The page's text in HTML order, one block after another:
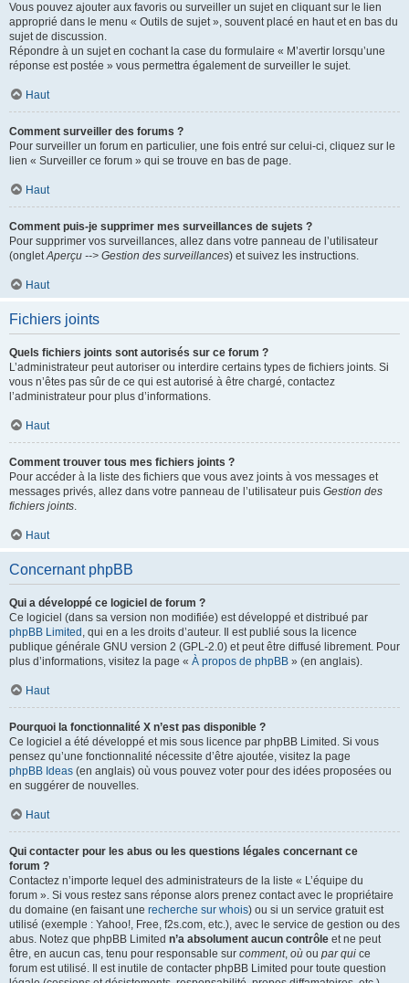
Vous pouvez ajouter aux favoris ou surveiller un sujet en cliquant sur le lien
approprié dans le menu « Outils de sujet », souvent placé en haut et en bas du
sujet de discussion.
Répondre à un sujet en cochant la case du formulaire « M’avertir lorsqu’une
réponse est postée » vous permettra également de surveiller le sujet.
Haut
Comment surveiller des forums ?
Pour surveiller un forum en particulier, une fois entré sur celui-ci, cliquez sur le
lien « Surveiller ce forum » qui se trouve en bas de page.
Haut
Comment puis-je supprimer mes surveillances de sujets ?
Pour supprimer vos surveillances, allez dans votre panneau de l’utilisateur
(ongletAperçu --> Gestion des surveillances) et suivez les instructions.
Haut
Fichiers joints
Quels fichiers joints sont autorisés sur ce forum ?
L’administrateur peut autoriser ou interdire certains types de fichiers joints. Si
vous n’êtes pas sûr de ce qui est autorisé à être chargé, contactez
l’administrateur pour plus d’informations.
Haut
Comment trouver tous mes fichiers joints ?
Pour accéder à la liste des fichiers que vous avez joints à vos messages et
messages privés, allez dans votre panneau de l’utilisateur puis Gestion des
fichiers joints.
Haut
Concernant phpBB
Qui a développé ce logiciel de forum ?
Ce logiciel (dans sa version non modifiée) est développé et distribué par
phpBB Limited , qui en a les droits d’auteur. Il est publié sous la licence
publique générale GNU version 2 (GPL-2.0) et peut être diffusé librement. Pour
plus d’informations, visitez la page « À propos de phpBB » (en anglais).
Haut
Pourquoi la fonctionnalité X n’est pas disponible ?
Ce logiciel a été développé et mis sous licence par phpBB Limited. Si vous
pensez qu’une fonctionnalité nécessite d’être ajoutée, visitez la page
phpBB Ideas (en anglais) où vous pouvez voter pour des idées proposées ou
en suggérer de nouvelles.
Haut
Qui contacter pour les abus ou les questions légales concernant ce
forum ?
Contactez n’importe lequel des administrateurs de la liste « L’équipe du
forum ». Si vous restez sans réponse alors prenez contact avec le propriétaire
du domaine (en faisant une recherche sur whois) ou si un service gratuit est
utilisé (exemple : Yahoo!, Free, f2s.com, etc.), avec le service de gestion ou des
abus. Notez que phpBB Limited n’a absolument aucun contrôle et ne peut
être, en aucun cas, tenu pour responsable sur comment, où ou par qui ce
forum est utilisé. Il est inutile de contacter phpBB Limited pour toute question